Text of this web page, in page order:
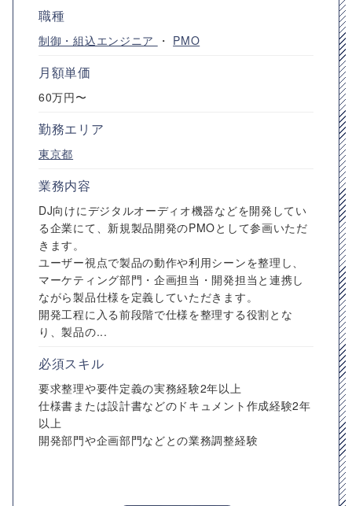
職種
制御・組込エンジニア ・ PMO
月額単価
60万円〜
勤務エリア
東京都
業務内容
DJ向けにデジタルオーディオ機器などを開発してい
る企業にて、新規製品開発のPMOとして参画いただ
きます。
ユーザー視点で製品の動作や利用シーンを整理し、
マーケティング部門・企画担当・開発担当と連携し
ながら製品仕様を定義していただきます。
開発工程に入る前段階で仕様を整理する役割とな
り、製品の...
必須スキル
要求整理や要件定義の実務経験2年以上
仕様書または設計書などのドキュメント作成経験2年
以上
開発部門や企画部門などとの業務調整経験